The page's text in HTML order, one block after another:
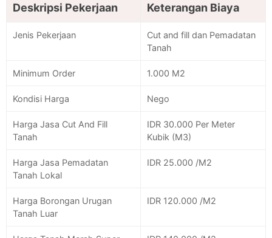
Deskripsi Pekerjaan Keterangan Biaya
Jenis Pekerjaan
Cut and fill dan Pemadatan
Tanah
Minimum Order 1.000 M2
Kondisi Harga Nego
Harga Jasa Cut And Fill
Tanah
IDR 30.000 Per Meter
Kubik (M3)
Harga Jasa Pemadatan
Tanah Lokal
IDR 25.000 /M2
Harga Borongan Urugan
Tanah Luar
IDR 120.000 /M2